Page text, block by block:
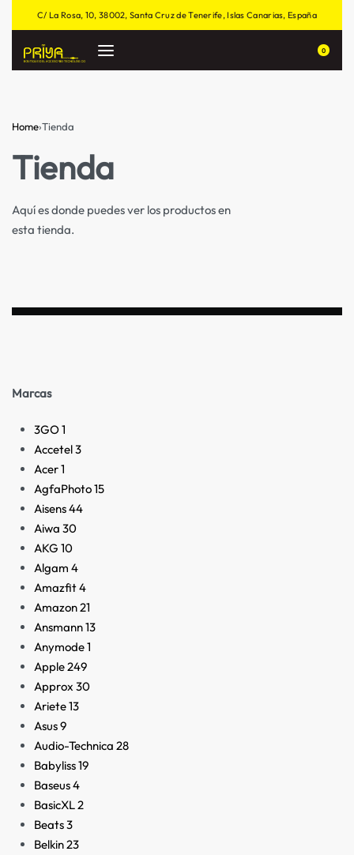
C/ La Rosa, 10, 38002, Santa Cruz de Tenerife, Islas Canarias, España
0
Home›Tienda
Tienda
Aquí es donde puedes ver los productos en
esta tienda.
Marcas
3GO1
Accetel3
Acer1
AgfaPhoto15
Aisens44
Aiwa 30
AKG 10
Algam 4
Amazfit4
Amazon21
Ansmann13
Anymode1
Apple249
Approx 30
Ariete13
Asus9
Audio-Technica 28
Babyliss19
Baseus4
BasicXL2
Beats3
Belkin23